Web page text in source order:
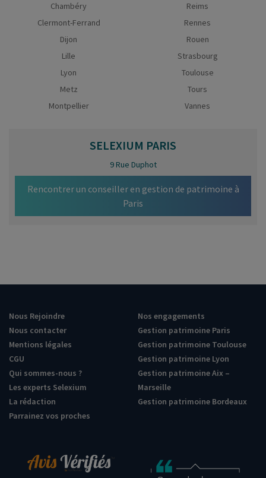
Chambéry
Clermont-Ferrand
Dijon
Lille
Lyon
Metz
Montpellier
Reims
Rennes
Rouen
Strasbourg
Toulouse
Tours
Vannes
SELEXIUM PARIS
9 Rue Duphot
Rencontrer un conseiller en gestion de patrimoine à
Paris
Nous Rejoindre
Nous contacter
Mentions légales
CGU
Qui sommes-nous ?
Les experts Selexium
La rédaction
Parrainez vos proches
Nos engagements
Gestion patrimoine Paris
Gestion patrimoine Toulouse
Gestion patrimoine Lyon
Gestion patrimoine Aix –
Marseille
Gestion patrimoine Bordeaux